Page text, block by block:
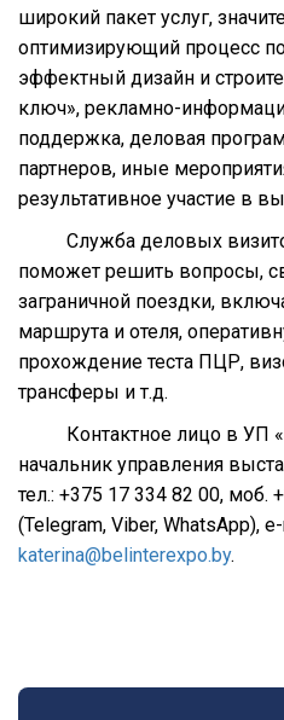
широкий пакет услуг,
оптимизирующий процесс
эффектный дизайн и
ключ», рекламно-
поддержка, деловая
партнеров, иные
результативное участие в
Служба деловых
поможет решить вопросы,
заграничной поездки,
маршрута и отеля,
прохождение теста ПЦР,
трансферы и т.д.
Контактное лицо в УП
начальник управления
тел.: +375 17 334 82 00, моб.
(Telegram, Viber, WhatsApp),
katerina@belinterexpo.by.